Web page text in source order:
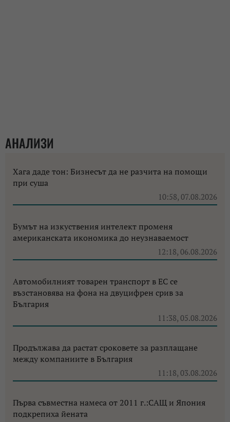
АНАЛИЗИ
Хага даде тон: Бизнесът да не разчита на помощи
при суша
10:58, 07.08.2026
Бумът на изкуствения интелект променя
американската икономика до неузнаваемост
12:18, 06.08.2026
Автомобилният товарен транспорт в ЕС се
възстановява на фона на двуцифрен срив за
България
11:38, 05.08.2026
Продължава да растат сроковете за разплащане
между компаниите в България
11:18, 03.08.2026
Първа съвместна намеса от 2011 г.:САЩ и Япония
подкрепиха йената